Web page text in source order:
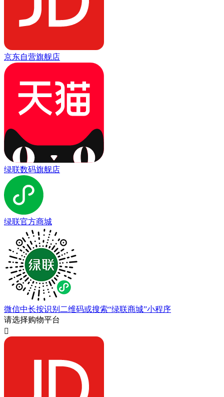
京东自营旗舰店
绿联数码旗舰店
绿联官方商城
微信中长按识别二维码或搜索“绿联商城”小程序
请选择购物平台
